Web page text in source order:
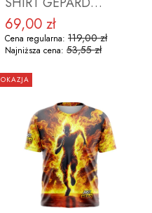
Cena promocyjna
69,00 zł
Cena regularna: 119,00 zł
Najniższa cena: 53,55 zł
DO KOSZYKA
OKAZJA